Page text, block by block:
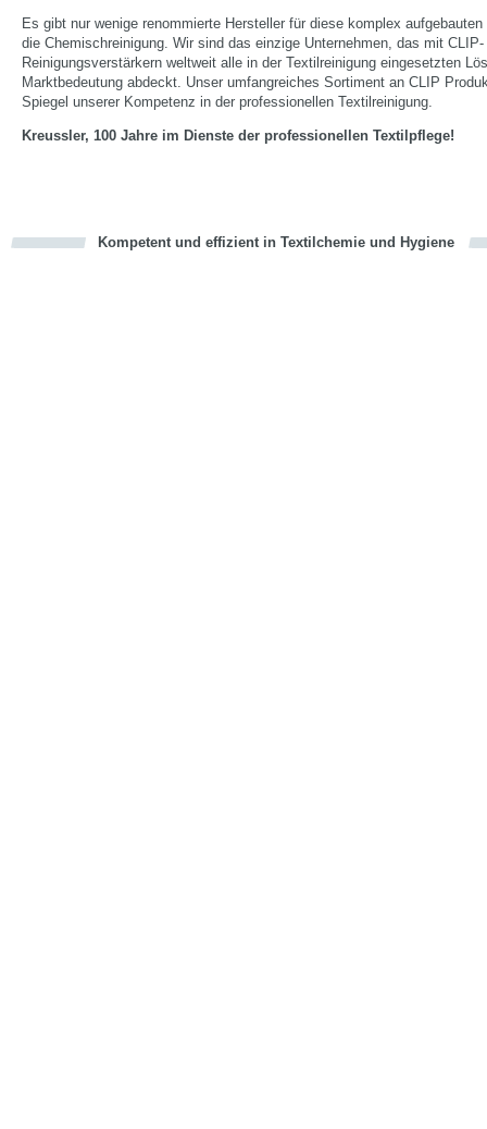
Es gibt nur wenige renommierte Hersteller für diese komplex
die Chemischreinigung. Wir sind das einzige Unternehmen, das mit CLIP-
Reinigungsverstärkern weltweit alle in der Textilreinigung eingesetzten
Marktbedeutung abdeckt. Unser umfangreiches Sortiment an CLIP
Spiegel unserer Kompetenz in der professionellen Textilreinigung.
Kreussler, 100 Jahre im Dienste der professionellen Textilpflege!
Kompetent und effizient in Textilchemie und Hygiene